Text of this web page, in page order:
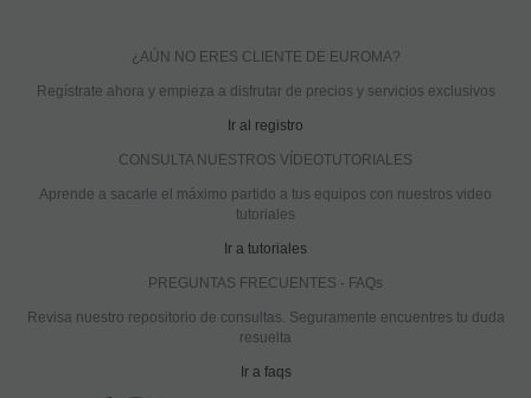
¿AÚN NO ERES CLIENTE DE EUROMA?
Regístrate ahora y empieza a disfrutar de precios y servicios exclusivos
Ir al registro
CONSULTA NUESTROS VÍDEOTUTORIALES
Aprende a sacarle el máximo partido a tus equipos con nuestros video
tutoriales
Ir a tutoriales
PREGUNTAS FRECUENTES - FAQs
Revisa nuestro repositorio de consultas. Seguramente encuentres tu duda
resuelta
Ir a faqs